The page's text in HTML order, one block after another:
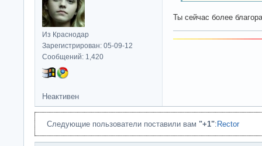
Из Краснодар
Зарегистрирован: 05-09-12
Сообщений: 1,420
Ты сейчас более
Неактивен
Следующие пользователи поставили вам "+1": Rector